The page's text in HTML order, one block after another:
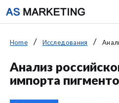
Home Исследования
Анализ
импорта